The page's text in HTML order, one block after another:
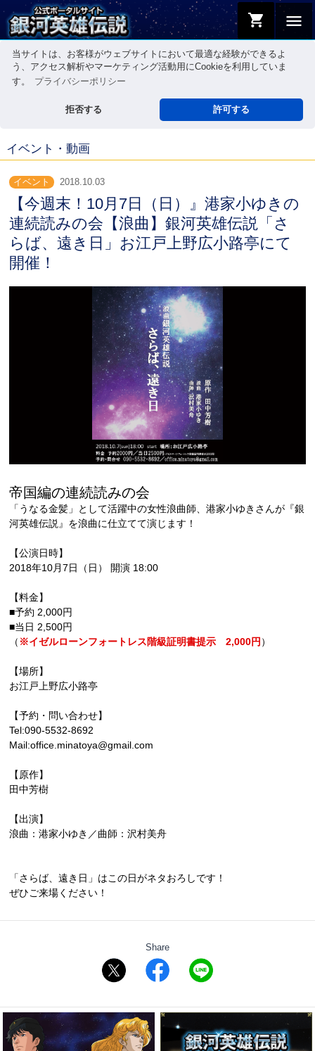
当サイトは、お客様がウェブサイトにおいて最適な経験ができるよ
う、アクセス解析やマーケティング活動用にCookieを利用していま
す。
プライバシーポリシー
拒否する 許可する
menu
shopping_cart
イベント・動画
イベント 2018.10.03
【今週末！10月7日（日）』港家小ゆきの
連続読みの会【浪曲】銀河英雄伝説「さ
らば、遠き日」お江戸上野広小路亭にて
開催！
帝国編の連続読みの会
「うなる金髪」として活躍中の女性浪曲師、港家小ゆきさんが『銀
河英雄伝説』を浪曲に仕立てて演じます！
【公演日時】
2018年10月7日（日） 開演 18:00
【料金】
■予約 2,000円
■当日 2,500円
（ ※イゼルローンフォートレス階級証明書提示 2,000円 ）
【場所】
お江戸上野広小路亭
【予約・問い合わせ】
Tel:090-5532-8692
Mail:office.minatoya@gmail.com
【原作】
田中芳樹
【出演】
浪曲：港家小ゆき／曲師：沢村美舟
「さらば、遠き日」はこの日がネタおろしです！
ぜひご来場ください！
Share